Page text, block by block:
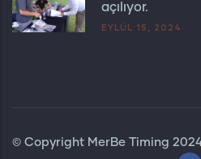
açılıyor.
EYLÜL 15, 2024
© Copyright MerBe Timing